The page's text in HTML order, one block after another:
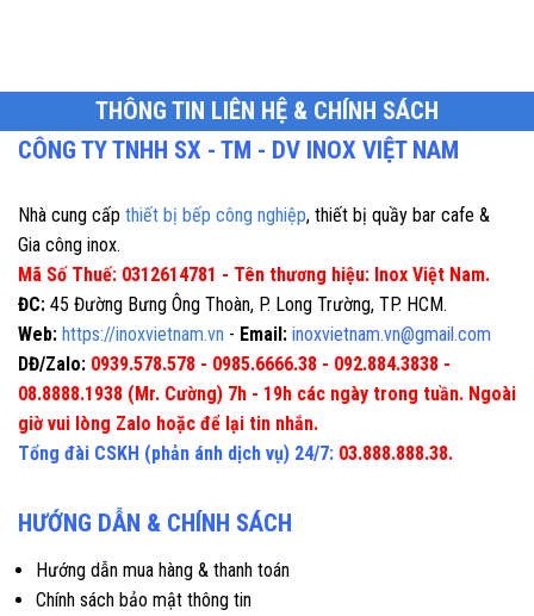
THÔNG TIN LIÊN HỆ & CHÍNH SÁCH
CÔNG TY TNHH SX - TM - DV INOX VIỆT NAM
Nhà cung cấp thiết bị bếp công nghiệp, thiết bị quầy bar cafe &
Gia công inox.
Mã Số Thuế: 0312614781 - Tên thương hiệu: Inox Việt Nam.
ĐC: 45 Đường Bưng Ông Thoàn, P. Long Trường, TP. HCM.
Web: https://inoxvietnam.vn - Email: inoxvietnam.vn@gmail.com
DĐ/Zalo: 0939.578.578 - 0985.6666.38 - 092.884.3838 -
08.8888.1938 (Mr. Cường) 7h - 19h các ngày trong tuần. Ngoài
giờ vui lòng Zalo hoặc để lại tin nhắn.
Tổng đài CSKH (phản ánh dịch vụ) 24/7: 03.888.888.38.
HƯỚNG DẪN & CHÍNH SÁCH
Hướng dẫn mua hàng & thanh toán
Chính sách bảo mật thông tin